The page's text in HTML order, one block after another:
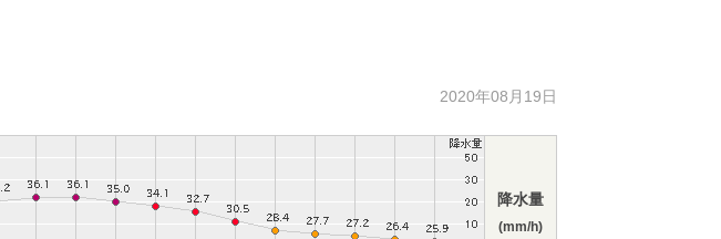
2020年08月19日
降水量
(mm/h)